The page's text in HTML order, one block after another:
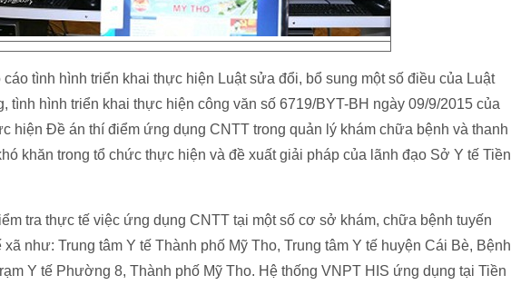
tình hình triển khai thực hiện Luật sửa đổi, bổ sung một số điều của Luật
tình hình triển khai thực hiện công văn số 6719/BYT-BH ngày 09/9/2015 của
hiện Đề án thí điểm ứng dụng CNTT trong quản lý khám chữa bệnh và thanh
khăn trong tổ chức thực hiện và đề xuất giải pháp của lãnh đạo Sở Y tế Tiền
tra thực tế việc ứng dụng CNTT tại một số cơ sở khám, chữa bệnh tuyến
như: Trung tâm Y tế Thành phố Mỹ Tho, Trung tâm Y tế huyện Cái Bè, Bệnh
Y tế Phường 8, Thành phố Mỹ Tho. Hệ thống VNPT HIS ứng dụng tại Tiền